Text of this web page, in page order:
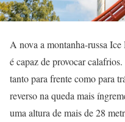
A nova a montanha-russa
é capaz de provocar
tanto para frente como para
reverso na queda mais
uma altura de mais de 28